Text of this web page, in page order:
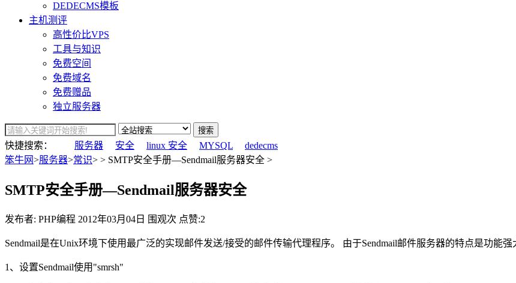
DEDECMS模板
主机测评
高性价比VPS
工具与知识
免费空间
免费域名
免费赠品
独立服务器
搜索
快捷搜索： 服务器 安全 linux 安全 MYSQL
dedecms
笨牛网>服务器>常识> > SMTP安全手册—Sendmail服务器安全 >
SMTP安全手册—Sendmail服务器安全
发布者: PHP编程 2012年03月04日 围观次 点赞:2
Sendmail是在Unix环境下使用最广泛的实现邮件发送/接受的邮件传输代理程序。 由于Sendmail邮件服务器的特点是功能
1、设置Sendmail使用"smrsh"